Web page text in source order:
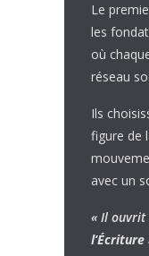
Le
les
où
réseau
Ils
figure de
avec un
« Il
l’Écriture